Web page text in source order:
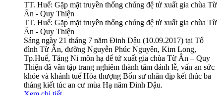
TT. Huế: Gặp mặt truyền thống chúng đệ tử xuất gia chùa Từ
Ân - Quy Thiện
TT. Huế: Gặp mặt truyền thống chúng đệ tử xuất gia chùa Từ
Ân - Quy Thiện
Sáng ngày 21 tháng 7 năm Đinh Dậu (10.09.2017) tại Tổ
đình Từ Ân, đường Nguyễn Phúc Nguyên, Kim Long,
Tp.Huế, Tăng Ni môn hạ để tử xuất gia chùa Từ Ân – Quy
Thiện đã vân tập trang nghiêm thành tâm đảnh lễ, vấn an sức
khỏe và khánh tuế Hòa thượng Bổn sư nhân dịp kết thúc ba
tháng kiết túc an cư mùa Hạ năm Đinh Dậu.